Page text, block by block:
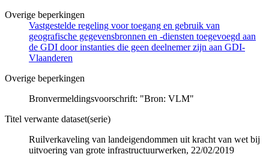
Overige beperkingen
Vastgestelde regeling voor toegang en gebruik van
geografische gegevensbronnen en -diensten toegevoegd aan
de GDI door instanties die geen deelnemer zijn aan GDI-
Vlaanderen
Overige beperkingen
Bronvermeldingsvoorschrift: "Bron: VLM"
Titel verwante dataset(serie)
Ruilverkaveling van landeigendommen uit kracht van wet bij
uitvoering van grote infrastructuurwerken, 22/02/2019